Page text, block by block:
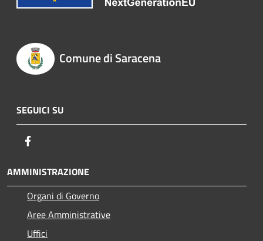
Comune di Saracena
SEGUICI SU
AMMINISTRAZIONE
Organi di Governo
Aree Amministrative
Uffici